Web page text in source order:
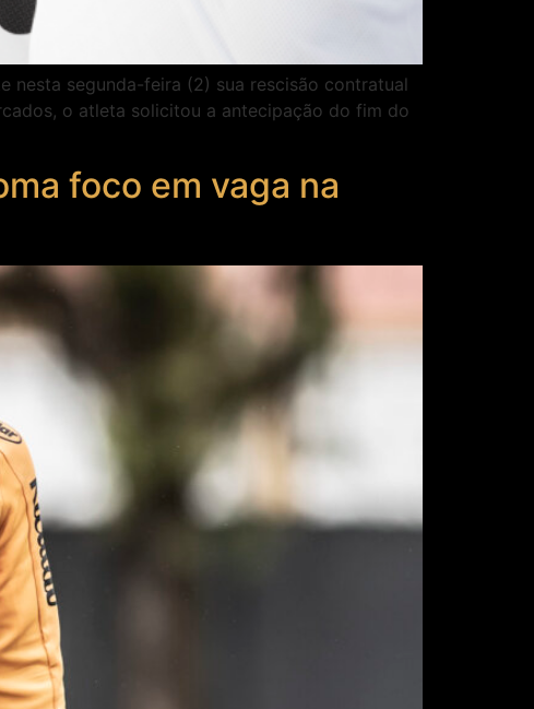
nesta segunda-feira (2) sua rescisão contratual
o atleta solicitou a antecipação do fim do
foco em vaga na